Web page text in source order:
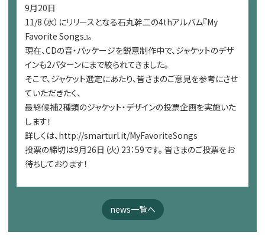
9月20日
11/8（水）にリリースとなる石丸幹二の4thアルバム『My
Favorite Songs』。
現在、CDの音・パッケージを鋭意制作中で、ジャケットのデザ
インも2パターンにまで絞られてきました。
そこで、ジャケット選定にあたり、皆さまのご意見を参考にさせ
ていただきたく、
最終候補2種類のジャケット・デザインの投票企画を実施いた
します！
詳しくは、http://smarturl.it/MyFavoriteSongs
投票の締切は9月26日（火）23：59です。 皆さまのご投票をお
待ちしております！
news一覧へ